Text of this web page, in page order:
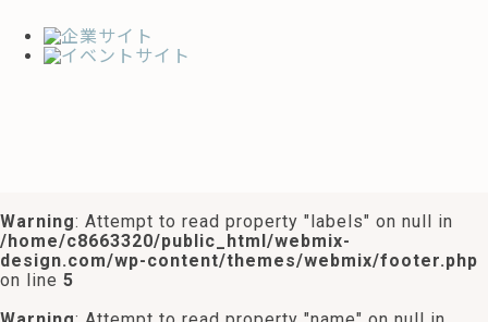
Warning: Attempt to read property "labels" on null in
/home/c8663320/public_html/webmix-
design.com/wp-content/themes/webmix/footer.php
on line 5